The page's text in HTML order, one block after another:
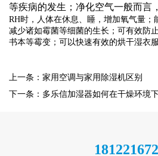
等疾病的发生；净化空气一般而言
RH时，人体在休息、睡，增加氧气量；
减少诸如霉菌等细菌的生长；可有效防
书本等霉变；可以快速有效的烘干湿衣服
上一条：家用空调与家用除湿机区别
下一条：多乐信加湿器如何在干燥环境